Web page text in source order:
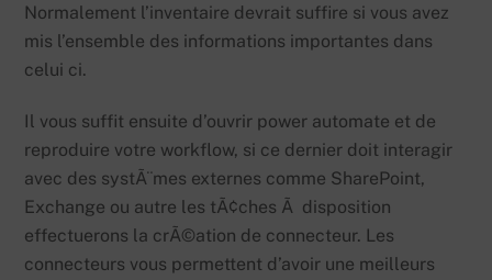
Normalement l’inventaire devrait suffire si vous avez
mis l’ensemble des informations importantes dans
celui ci.
Il vous suffit ensuite d’ouvrir power automate et de
reproduire votre workflow, si ce dernier doit interagir
avec des systÃ¨mes externes comme SharePoint,
Exchange ou autre les tÃ¢ches Ã disposition
effectuerons la crÃ©ation de connecteur. Les
connecteurs vous permettent d’avoir une meilleurs